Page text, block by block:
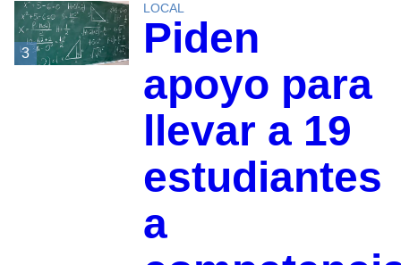
3
LOCAL
Piden
apoyo para
llevar a 19
estudiantes
a